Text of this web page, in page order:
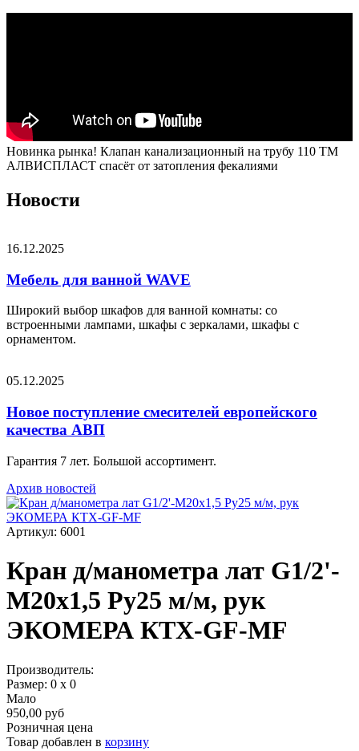
Новинка рынка! Клапан канализационный на трубу 110 ТМ
АЛВИСПЛАСТ спасёт от затопления фекалиями
Новости
16.12.2025
Мебель для ванной WAVE
Широкий выбор шкафов для ванной комнаты: со
встроенными лампами, шкафы с зеркалами, шкафы с
орнаментом.
05.12.2025
Новое поступление смесителей европейского
качества АВП
Гарантия 7 лет. Большой ассортимент.
Архив новостей
Артикул: 6001
Кран д/манометра лат G1/2'-
М20х1,5 Ру25 м/м, рук
ЭКОМЕРА КТХ-GF-MF
Производитель:
Размер: 0 х 0
Мало
950,00 руб
Розничная цена
Товар добавлен в корзину